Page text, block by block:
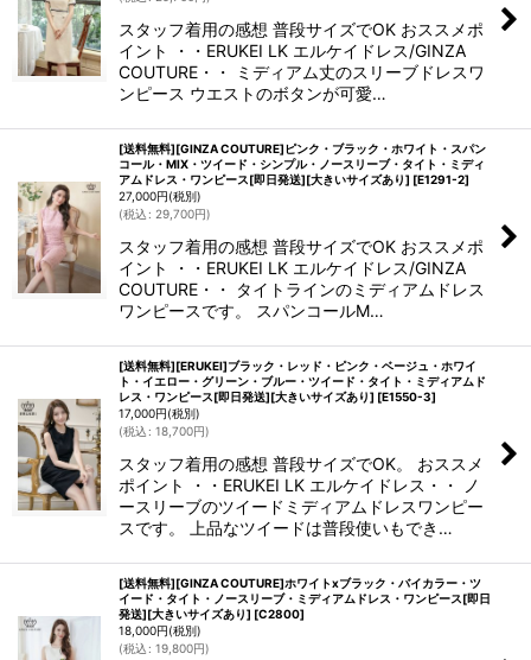
スタッフ着用の感想 普段サイズでOK おススメポ
イント ・・ERUKEI LK エルケイドレス/GINZA
COUTURE・・ ミディアム丈のスリーブドレスワ
ンピース ウエストのボタンが可愛…
[送料無料][GINZA COUTURE]ピンク・ブラック・ホワイト・スパン
コール・MIX・ツイード・シンプル・ノースリーブ・タイト・ミディ
アムドレス・ワンピース[即日発送][大きいサイズあり] [E1291-2]
27,000円(税別)
(税込 : 29,700円)
スタッフ着用の感想 普段サイズでOK おススメポ
イント ・・ERUKEI LK エルケイドレス/GINZA
COUTURE・・ タイトラインのミディアムドレス
ワンピースです。 スパンコールM…
[送料無料][ERUKEI]ブラック・レッド・ピンク・ベージュ・ホワイ
ト・イエロー・グリーン・ブルー・ツイード・タイト・ミディアムド
レス・ワンピース[即日発送][大きいサイズあり] [E1550-3]
17,000円(税別)
(税込 : 18,700円)
スタッフ着用の感想 普段サイズでOK。 おススメ
ポイント ・・ERUKEI LK エルケイドレス・・ ノ
ースリーブのツイードミディアムドレスワンピー
スです。 上品なツイードは普段使いもでき…
[送料無料][GINZA COUTURE]ホワイトxブラック・バイカラー・ツ
イード・タイト・ノースリーブ・ミディアムドレス・ワンピース[即日
発送][大きいサイズあり] [C2800]
18,000円(税別)
(税込 : 19,800円)